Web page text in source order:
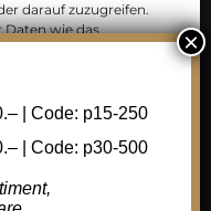
darauf zuzugreifen.
Daten wie das
Wenn Sie Ihre
Merkmale
Cookie Einstellungen
Österreich
| Code: p15-250
| Code: p30-500